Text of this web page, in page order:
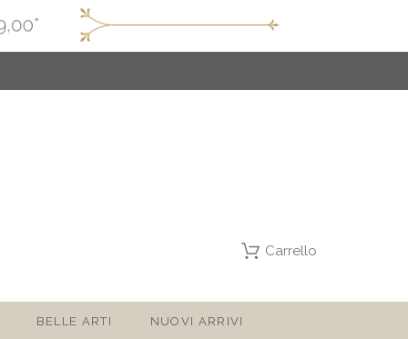
Carrello
BELLE ARTI NUOVI ARRIVI